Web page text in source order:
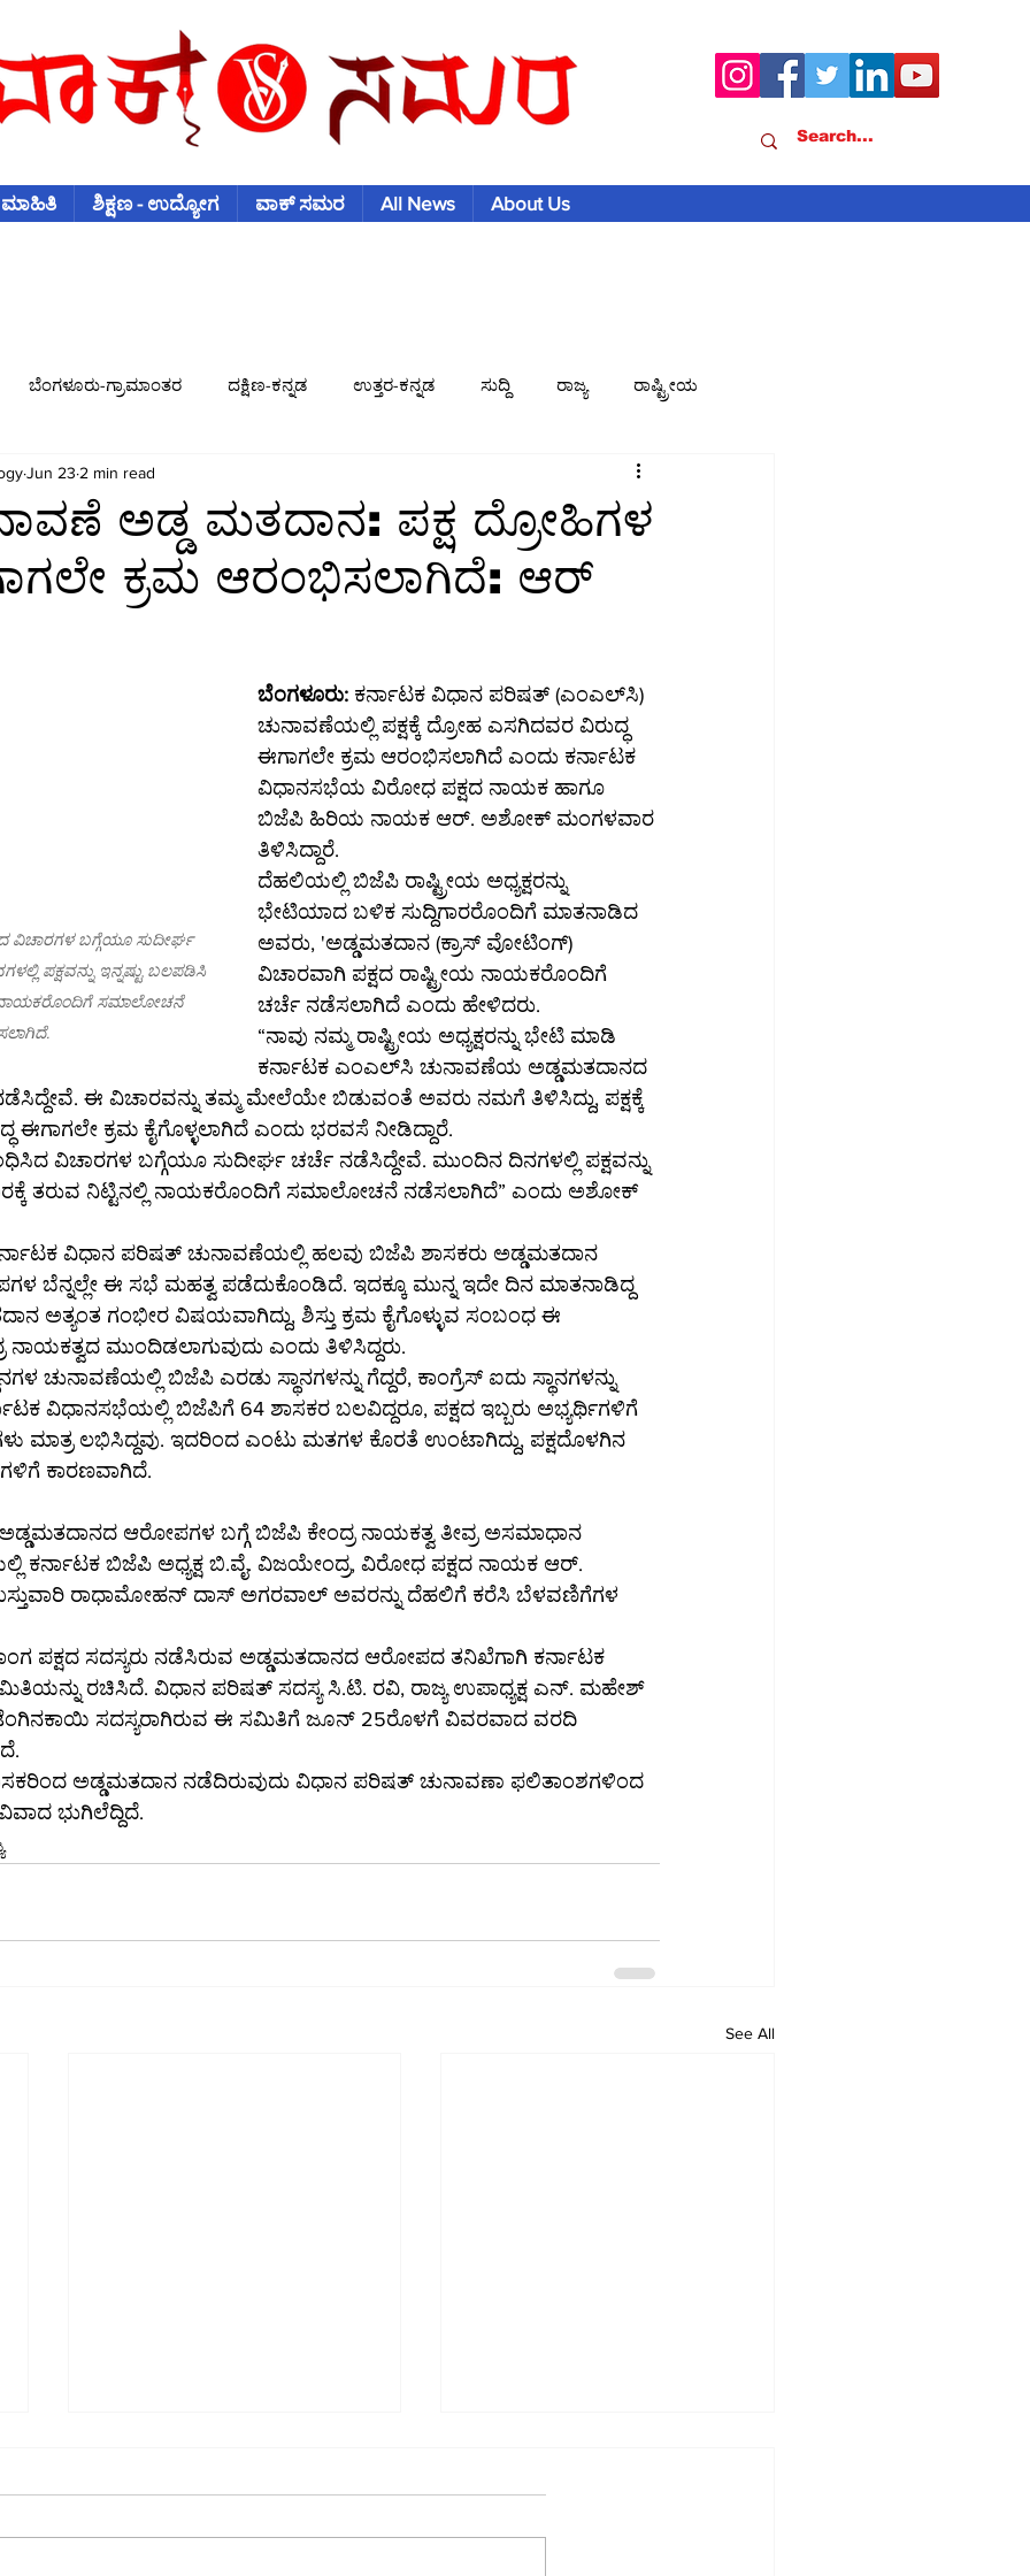
ಮಾಹಿತಿ ಶಿಕ್ಷಣ - ಉದ್ಯೋಗ ವಾಕ್ ಸಮರ All News About Us
ಬೆಂಗಳೂರು-ಗ್ರಾಮಾಂತರ ದಕ್ಷಿಣ-ಕನ್ನಡ ಉತ್ತರ-ಕನ್ನಡ ಸುದ್ದಿ ರಾಜ್ಯ ರಾಷ್ಟ್ರೀಯ
ಫುಟ್-ಬಾಲ್
ತಂತ್ರಜ್ಞಾನ ತಂತ್ರಜ್ಞಾನ-ಸುದ್ದಿ ತಂತ್ರಜ್ಞಾನ-ಟಿಪ್ಸ್ ಸಾಮಾಜಿಕ ಮಾಧ್ಯಮ
ಅಡ್ಡ ಮತದಾನ: ಪಕ್ಷ ದ್ರೋಹಿಗಳ
ಕ್ರಮ ಆರಂಭಿಸಲಾಗಿದೆ: ಆರ್
Jun 23 2 min read
ವಿಚಾರಗಳ ಬಗ್ಗೆಯೂ ಸುದೀರ್ಘ
ಪಕ್ಷವನ್ನು ಇನ್ನಷ್ಟು ಬಲಪಡಿಸಿ
ನಾಯಕರೊಂದಿಗೆ ಸಮಾಲೋಚನೆ
ಬೆಂಗಳೂರು: ಕರ್ನಾಟಕ ವಿಧಾನ ಪರಿಷತ್ (ಎಂಎಲ್‌ಸಿ)
ಚುನಾವಣೆಯಲ್ಲಿ ಪಕ್ಷಕ್ಕೆ ದ್ರೋಹ ಎಸಗಿದವರ ವಿರುದ್ಧ
ಈಗಾಗಲೇ ಕ್ರಮ ಆರಂಭಿಸಲಾಗಿದೆ ಎಂದು ಕರ್ನಾಟಕ
ವಿಧಾನಸಭೆಯ ವಿರೋಧ ಪಕ್ಷದ ನಾಯಕ ಹಾಗೂ
ಬಿಜೆಪಿ ಹಿರಿಯ ನಾಯಕ ಆರ್. ಅಶೋಕ್ ಮಂಗಳವಾರ
ತಿಳಿಸಿದ್ದಾರೆ.
ದೆಹಲಿಯಲ್ಲಿ ಬಿಜೆಪಿ ರಾಷ್ಟ್ರೀಯ ಅಧ್ಯಕ್ಷರನ್ನು
ಭೇಟಿಯಾದ ಬಳಿಕ ಸುದ್ದಿಗಾರರೊಂದಿಗೆ ಮಾತನಾಡಿದ
ಅವರು, 'ಅಡ್ಡಮತದಾನ (ಕ್ರಾಸ್ ವೋಟಿಂಗ್)
ವಿಚಾರವಾಗಿ ಪಕ್ಷದ ರಾಷ್ಟ್ರೀಯ ನಾಯಕರೊಂದಿಗೆ
ಚರ್ಚೆ ನಡೆಸಲಾಗಿದೆ ಎಂದು ಹೇಳಿದರು.
“ನಾವು ನಮ್ಮ ರಾಷ್ಟ್ರೀಯ ಅಧ್ಯಕ್ಷರನ್ನು ಭೇಟಿ ಮಾಡಿ
ಕರ್ನಾಟಕ ಎಂಎಲ್‌ಸಿ ಚುನಾವಣೆಯ ಅಡ್ಡಮತದಾನದ
ಈ ವಿಚಾರವನ್ನು ತಮ್ಮ ಮೇಲೆಯೇ ಬಿಡುವಂತೆ ಅವರು ನಮಗೆ ತಿಳಿಸಿದ್ದು, ಪಕ್ಷಕ್ಕೆ
ಕ್ರಮ ಕೈಗೊಳ್ಳಲಾಗಿದೆ ಎಂದು ಭರವಸೆ ನೀಡಿದ್ದಾರೆ.
ವಿಚಾರಗಳ ಬಗ್ಗೆಯೂ ಸುದೀರ್ಘ ಚರ್ಚೆ ನಡೆಸಿದ್ದೇವೆ. ಮುಂದಿನ ದಿನಗಳಲ್ಲಿ ಪಕ್ಷವನ್ನು
ತರುವ ನಿಟ್ಟಿನಲ್ಲಿ ನಾಯಕರೊಂದಿಗೆ ಸಮಾಲೋಚನೆ ನಡೆಸಲಾಗಿದೆ” ಎಂದು ಅಶೋಕ್
ವಿಧಾನ ಪರಿಷತ್ ಚುನಾವಣೆಯಲ್ಲಿ ಹಲವು ಬಿಜೆಪಿ ಶಾಸಕರು ಅಡ್ಡಮತದಾನ
ಬೆನ್ನಲ್ಲೇ ಈ ಸಭೆ ಮಹತ್ವ ಪಡೆದುಕೊಂಡಿದೆ. ಇದಕ್ಕೂ ಮುನ್ನ ಇದೇ ದಿನ ಮಾತನಾಡಿದ್ದ
ಅತ್ಯಂತ ಗಂಭೀರ ವಿಷಯವಾಗಿದ್ದು, ಶಿಸ್ತು ಕ್ರಮ ಕೈಗೊಳ್ಳುವ ಸಂಬಂಧ ಈ
ನಾಯಕತ್ವದ ಮುಂದಿಡಲಾಗುವುದು ಎಂದು ತಿಳಿಸಿದ್ದರು.
ಚುನಾವಣೆಯಲ್ಲಿ ಬಿಜೆಪಿ ಎರಡು ಸ್ಥಾನಗಳನ್ನು ಗೆದ್ದರೆ, ಕಾಂಗ್ರೆಸ್ ಐದು ಸ್ಥಾನಗಳನ್ನು
ವಿಧಾನಸಭೆಯಲ್ಲಿ ಬಿಜೆಪಿಗೆ 64 ಶಾಸಕರ ಬಲವಿದ್ದರೂ, ಪಕ್ಷದ ಇಬ್ಬರು ಅಭ್ಯರ್ಥಿಗಳಿಗೆ
ಮಾತ್ರ ಲಭಿಸಿದ್ದವು. ಇದರಿಂದ ಎಂಟು ಮತಗಳ ಕೊರತೆ ಉಂಟಾಗಿದ್ದು, ಪಕ್ಷದೊಳಗಿನ
ಕಾರಣವಾಗಿದೆ.
ಆರೋಪಗಳ ಬಗ್ಗೆ ಬಿಜೆಪಿ ಕೇಂದ್ರ ನಾಯಕತ್ವ ತೀವ್ರ ಅಸಮಾಧಾನ
ಕರ್ನಾಟಕ ಬಿಜೆಪಿ ಅಧ್ಯಕ್ಷ ಬಿ.ವೈ. ವಿಜಯೇಂದ್ರ, ವಿರೋಧ ಪಕ್ಷದ ನಾಯಕ ಆರ್.
ರಾಧಾಮೋಹನ್ ದಾಸ್ ಅಗರವಾಲ್ ಅವರನ್ನು ದೆಹಲಿಗೆ ಕರೆಸಿ ಬೆಳವಣಿಗೆಗಳ
ಪಕ್ಷದ ಸದಸ್ಯರು ನಡೆಸಿರುವ ಅಡ್ಡಮತದಾನದ ಆರೋಪದ ತನಿಖೆಗಾಗಿ ಕರ್ನಾಟಕ
ರಚಿಸಿದೆ. ವಿಧಾನ ಪರಿಷತ್ ಸದಸ್ಯ ಸಿ.ಟಿ. ರವಿ, ರಾಜ್ಯ ಉಪಾಧ್ಯಕ್ಷ ಎನ್. ಮಹೇಶ್
ಸದಸ್ಯರಾಗಿರುವ ಈ ಸಮಿತಿಗೆ ಜೂನ್ 25ರೊಳಗೆ ವಿವರವಾದ ವರದಿ
ಅಡ್ಡಮತದಾನ ನಡೆದಿರುವುದು ವಿಧಾನ ಪರಿಷತ್ ಚುನಾವಣಾ ಫಲಿತಾಂಶಗಳಿಂದ
ಭುಗಿಲೆದ್ದಿದೆ.
See All